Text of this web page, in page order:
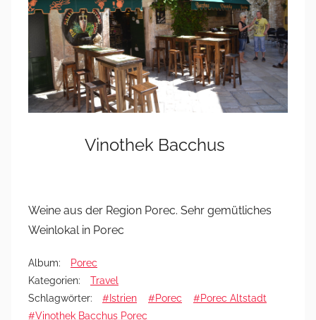
Vinothek Bacchus
Weine aus der Region Porec. Sehr gemütliches
Weinlokal in Porec
Album:
Porec
Kategorien:
Travel
Schlagwörter:
#Istrien #Porec
#Porec Altstadt
#Vinothek Bacchus Porec